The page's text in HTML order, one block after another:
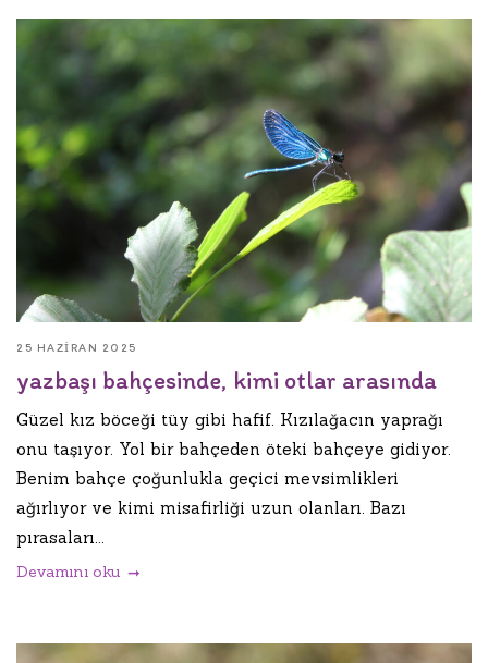
25 HAZIRAN 2025
yazbaşı bahçesinde, kimi otlar arasında
Güzel kız böceği tüy gibi hafif. Kızılağacın yaprağı
onu taşıyor. Yol bir bahçeden öteki bahçeye gidiyor.
Benim bahçe çoğunlukla geçici mevsimlikleri
ağırlıyor ve kimi misafirliği uzun olanları. Bazı
pırasaları...
Devamını oku